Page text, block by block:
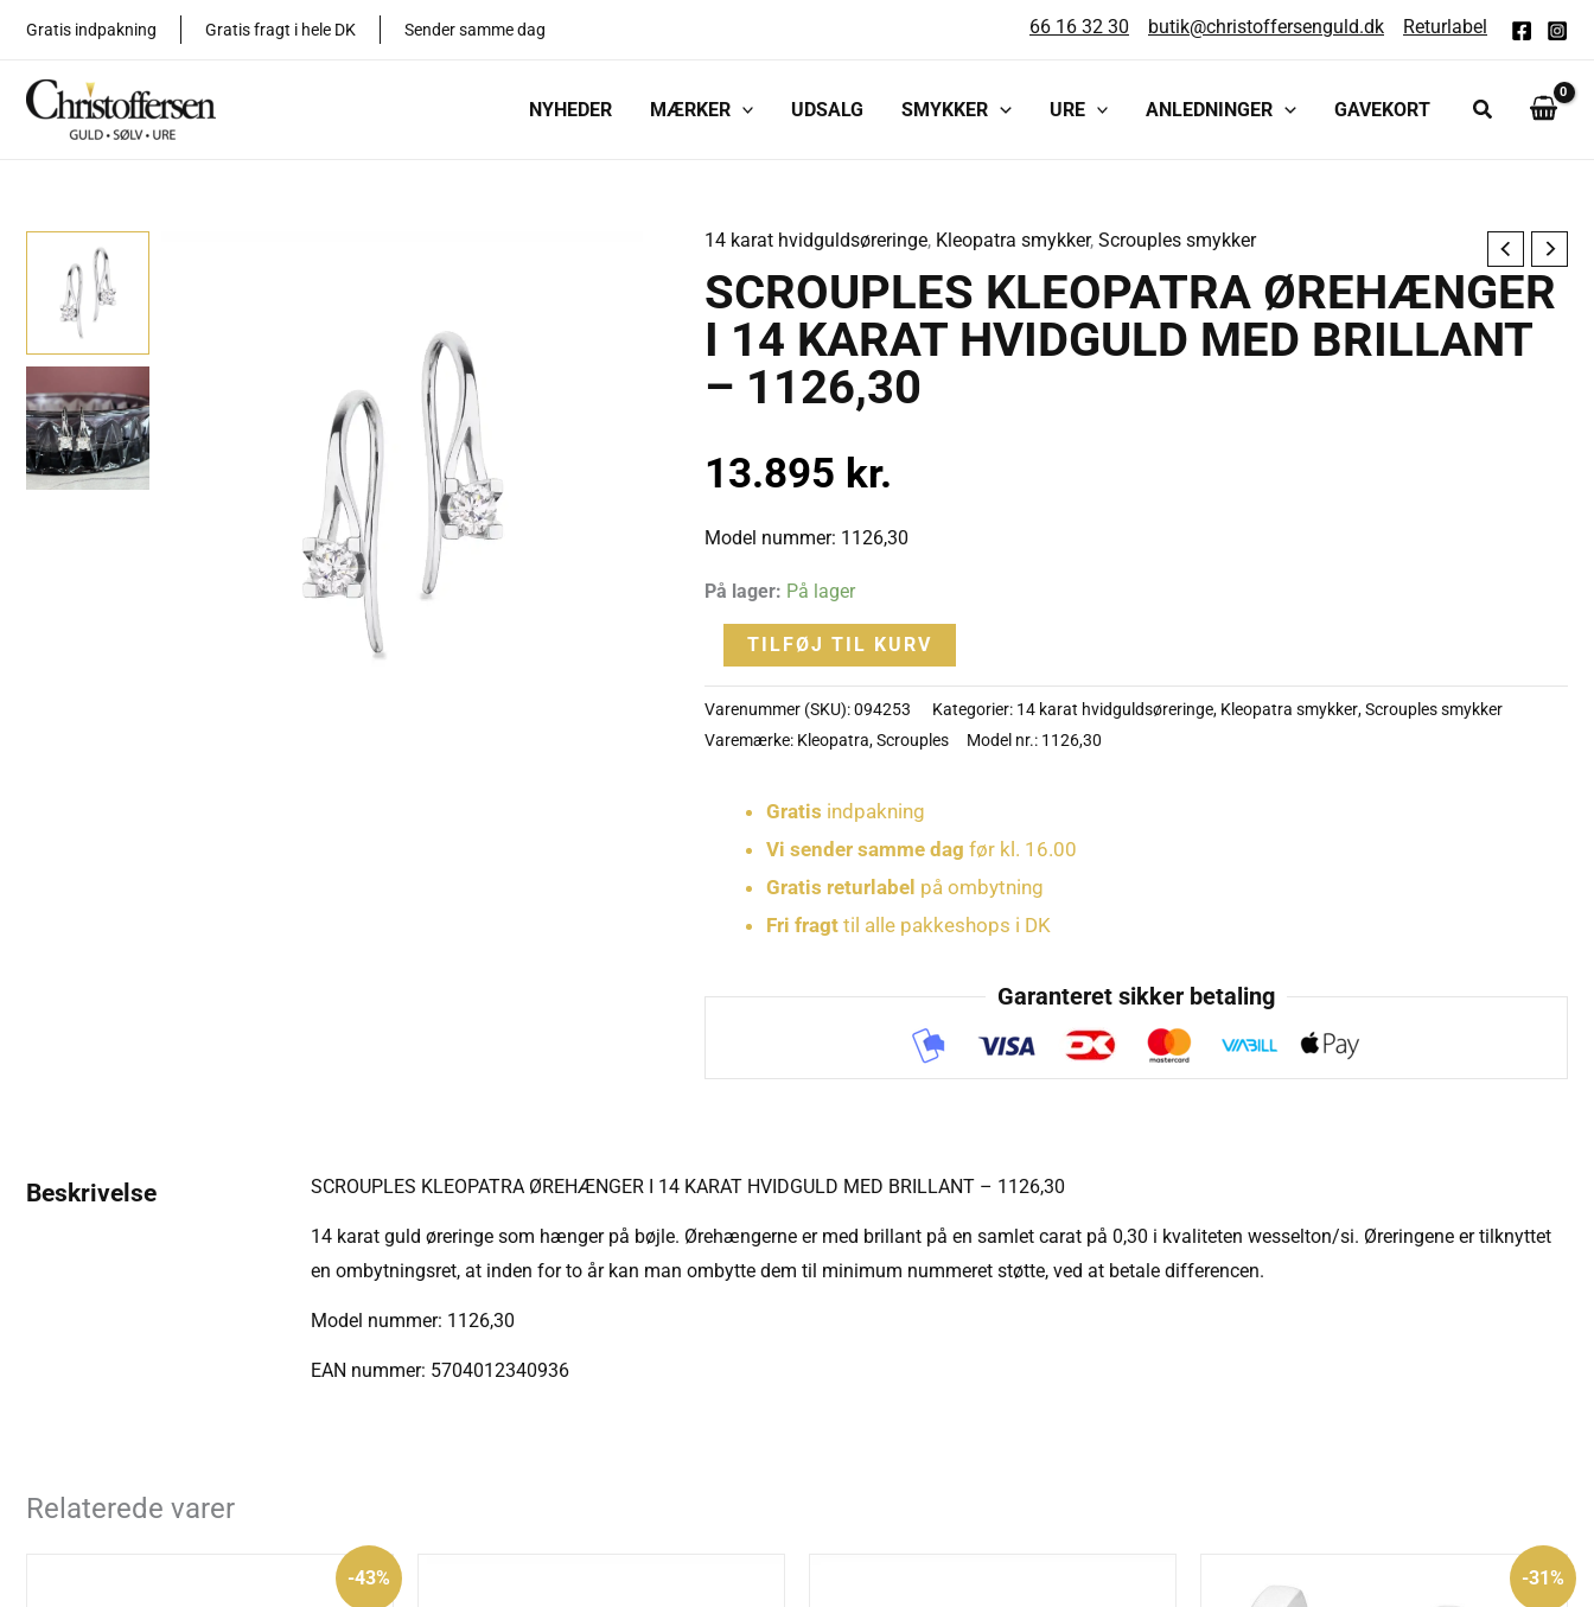
indholdet
Gratis indpakning Gratis fragt i hele DK Sender samme dag 66 16 32 30 butik@christoffersenguld.dk Returlabel
NYHEDER MÆRKER UDSALG SMYKKER URE ANLEDNINGER GAVEKORT
14 karat hvidguldsøreringe, Kleopatra smykker, Scrouples smykker
SCROUPLES KLEOPATRA ØREHÆNGER
I 14 KARAT HVIDGULD MED BRILLANT
– 1126,30
13.895 kr.
Model nummer: 1126,30
På lager: På lager
SCROUPLES
KLEOPATRA
ØREHÆNGER
14
HVIDGULD
MED
1126,30
antal
TILFØJ TIL KURV
Varenummer (SKU):094253 Kategorier: 14 karat hvidguldsøreringe, Kleopatra smykker,Scrouples smykker
Varemærke: Kleopatra,Scrouples Model nr.: 1126,30
Gratis indpakning
Vi sender samme dag før kl. 16.00
Gratis returlabel på ombytning
Fri fragttil alle pakkeshops i DK
Garanteret sikker betaling
Beskrivelse SCROUPLES KLEOPATRA ØREHÆNGER I 14 KARAT HVIDGULD MED BRILLANT – 1126,30
14 karat guld øreringe som hænger på bøjle. Ørehængerne er med brillant på en samlet carat på 0,30 i kvaliteten wesselton/si. Øreringene er tilknyttet
en ombytningsret, at inden for to år kan man ombytte dem til minimum nummeret støtte, ved at betale differencen.
Model nummer: 1126,30
EAN nummer: 5704012340936
Relaterede varer
-43%
aktuelle
-31%
aktuelle